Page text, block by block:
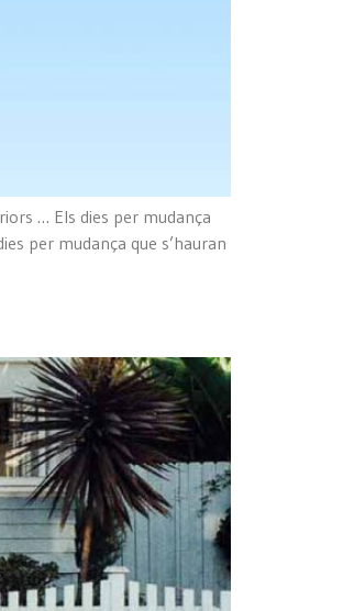
… Els dies per mudança
per mudança que s’hauran